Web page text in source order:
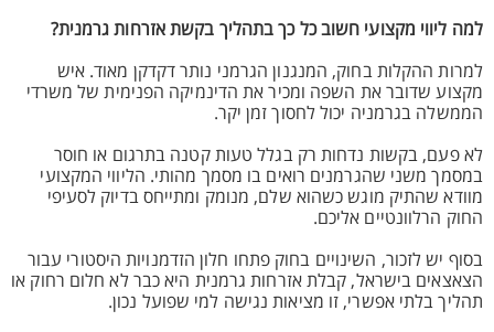
למה ליווי מקצועי חשוב כל כך בתהליך בקשת אזרחות גרמנית?
למרות ההקלות בחוק, המנגנון הגרמני נותר דקדקן מאוד. איש
מקצוע שדובר את השפה ומכיר את הדינמיקה הפנימית של משרדי
הממשלה בגרמניה יכול לחסוך זמן יקר.
לא פעם, בקשות נדחות רק בגלל טעות קטנה בתרגום או חוסר
במסמך משני שהגרמנים רואים בו מסמך מהותי. הליווי המקצועי
מוודא שהתיק מוגש כשהוא שלם, מנומק ומתייחס בדיוק לסעיפי
החוק הרלוונטיים אליכם.
בסוף יש לזכור, השינויים בחוק פתחו חלון הזדמנויות היסטורי עבור
הצאצאים בישראל, קבלת אזרחות גרמנית היא כבר לא חלום רחוק או
תהליך בלתי אפשרי, זו מציאות נגישה למי שפועל נכון.